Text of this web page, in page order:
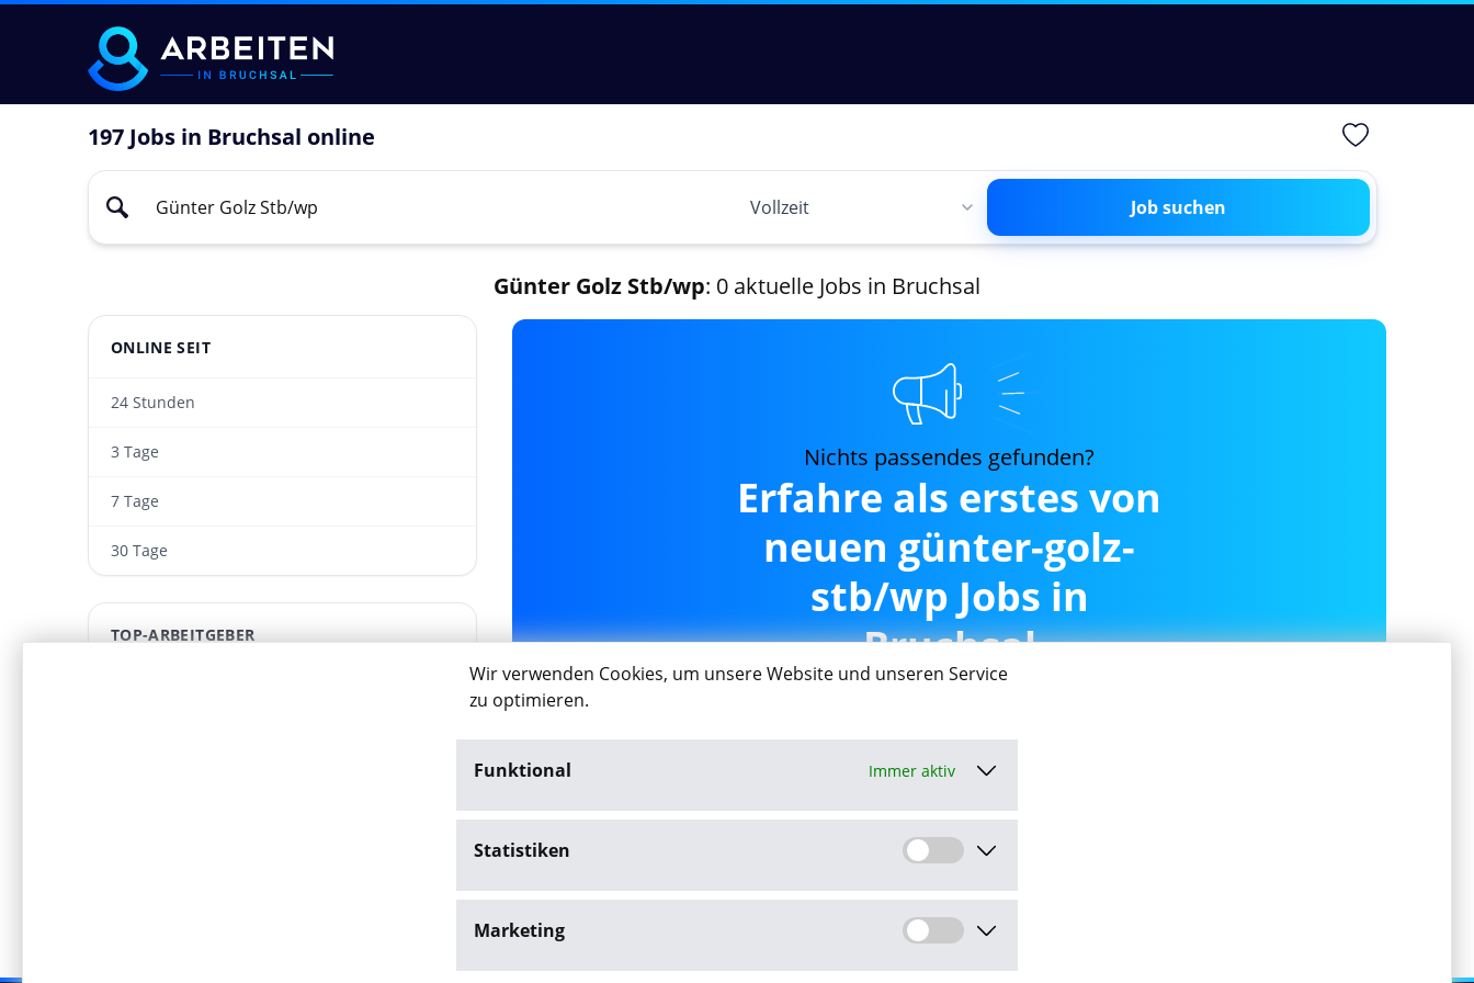
Wir verwenden Cookies, um unsere Website und unseren Service
zu optimieren.
Funktional Immer aktiv
Statistiken
Marketing
197 Jobs in Bruchsal online
Job suchen
Günter Golz Stb/wp: 0 aktuelle Jobs in Bruchsal
ONLINE SEIT
24 Stunden
3 Tage
7 Tage
30 Tage
TOP-ARBEITGEBER
Nichts passendes gefunden?
Erfahre als erstes von
neuen günter-golz-
stb/wp Jobs in
Bruchsal
Job-Agent aktivieren
Mit dem Klick auf "Job-Agent aktivieren" stimme ich den